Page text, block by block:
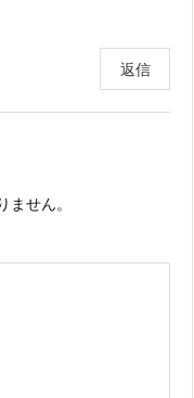
返信
ません。